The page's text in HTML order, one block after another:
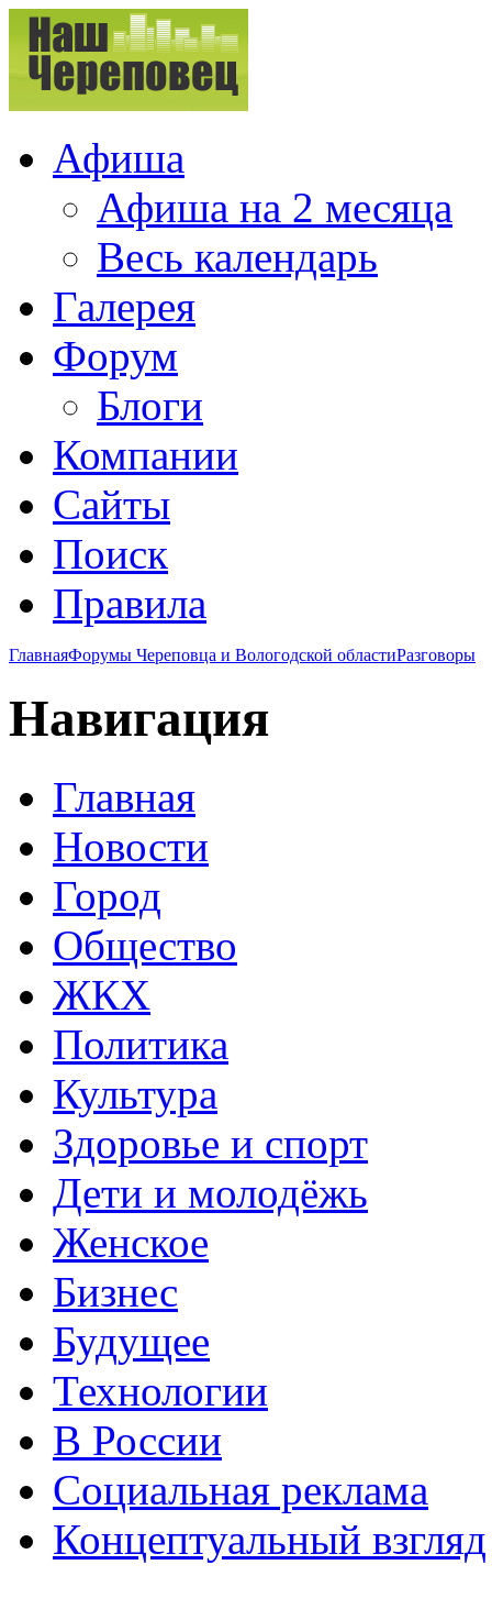
Афиша
Афиша на 2 месяца
Весь календарь
Галерея
Форум
Блоги
Компании
Сайты
Поиск
Правила
ГлавнаяФорумы Череповца и Вологодской областиРазговоры
Навигация
Главная
Новости
Город
Общество
ЖКХ
Политика
Культура
Здоровье и спорт
Дети и молодёжь
Женское
Бизнес
Будущее
Технологии
В России
Социальная реклама
Концептуальный взгляд